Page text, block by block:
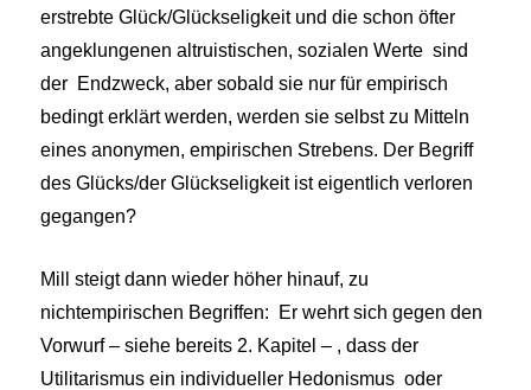
erstrebte Glück/Glückseligkeit und die schon öfter
angeklungenen altruistischen, sozialen Werte sind
der Endzweck, aber sobald sie nur für empirisch
bedingt erklärt werden, werden sie selbst zu Mitteln
eines anonymen, empirischen Strebens. Der Begriff
des Glücks/der Glückseligkeit ist eigentlich verloren
gegangen?
Mill steigt dann wieder höher hinauf, zu
nichtempirischen Begriffen: Er wehrt sich gegen den
Vorwurf – siehe bereits 2. Kapitel – , dass der
Utilitarismus ein individueller Hedonismus oder